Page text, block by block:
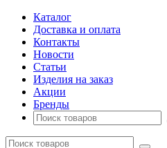
Каталог
Доставка и оплата
Контакты
Новости
Статьи
Изделия на заказ
Акции
Бренды